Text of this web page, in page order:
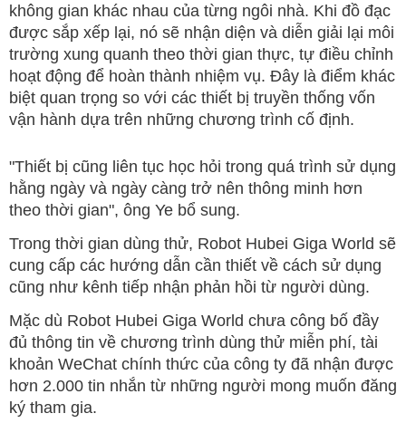
không gian khác nhau của từng ngôi nhà. Khi đồ đạc
được sắp xếp lại, nó sẽ nhận diện và diễn giải lại môi
trường xung quanh theo thời gian thực, tự điều chỉnh
hoạt động để hoàn thành nhiệm vụ. Đây là điểm khác
biệt quan trọng so với các thiết bị truyền thống vốn
vận hành dựa trên những chương trình cố định.
"Thiết bị cũng liên tục học hỏi trong quá trình sử dụng
hằng ngày và ngày càng trở nên thông minh hơn
theo thời gian", ông Ye bổ sung.
Trong thời gian dùng thử, Robot Hubei Giga World sẽ
cung cấp các hướng dẫn cần thiết về cách sử dụng
cũng như kênh tiếp nhận phản hồi từ người dùng.
Mặc dù Robot Hubei Giga World chưa công bố đầy
đủ thông tin về chương trình dùng thử miễn phí, tài
khoản WeChat chính thức của công ty đã nhận được
hơn 2.000 tin nhắn từ những người mong muốn đăng
ký tham gia.